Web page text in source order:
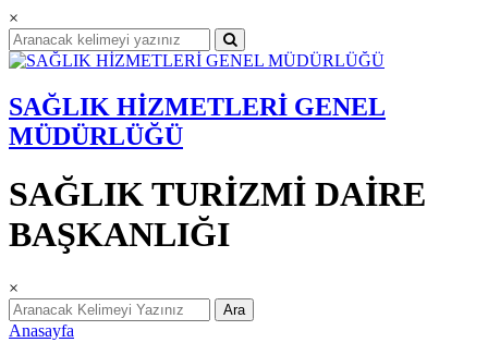
×
SAĞLIK HİZMETLERİ GENEL
MÜDÜRLÜĞÜ
SAĞLIK TURİZMİ DAİRE
BAŞKANLIĞI
×
Ara
Anasayfa